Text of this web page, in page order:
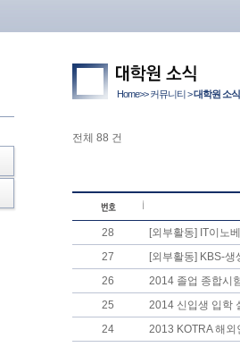
Home>> 커뮤니티 >대학원 소식
전체 88 건
28
[외부활동] IT이노
27
[외부활동] KBS-
26
2014 졸업 종합시
25
2014 신입생 입학
24
2013 KOTRA 해